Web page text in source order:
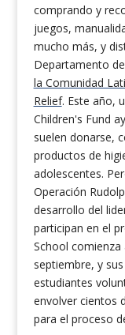
comprando y
juegos,
mucho más, y
Departamento
la Comunidad
Relief. Este año,
Children's Fund
suelen donarse,
productos de
adolescentes.
Operación
desarrollo del
participan en el
School
septiembre, y
estudiantes
envolver cientos
para el proceso